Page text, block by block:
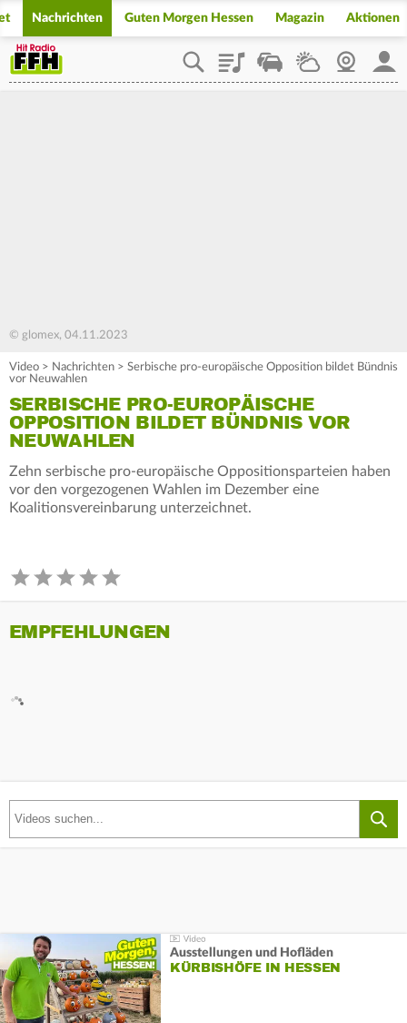
Nachrichten Guten Morgen Hessen Magazin Aktionen
PlaylistStaupilotWetterWebcam
© glomex, 04.11.2023
Video > Nachrichten > Serbische pro-europäische Opposition bildet Bündnis
vor Neuwahlen
SERBISCHE PRO-EUROPÄISCHE
OPPOSITION BILDET BÜNDNIS VOR
NEUWAHLEN
Zehn serbische pro-europäische Oppositionsparteien haben
vor den vorgezogenen Wahlen im Dezember eine
Koalitionsvereinbarung unterzeichnet.
EMPFEHLUNGEN
Ausstellungen und Hofläden
KÜRBISHÖFE IN HESSEN